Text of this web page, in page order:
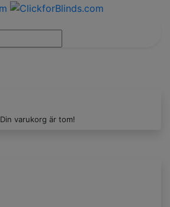
Din varukorg är tom!